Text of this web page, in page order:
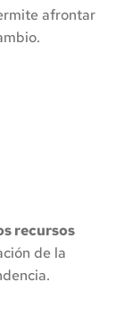
afrontar
recursos
de la